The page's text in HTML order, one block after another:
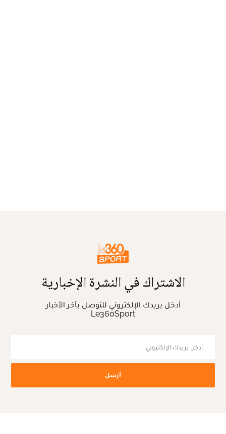
الاشتراك في النشرة الإخبارية
أدخل بريدك الإلكتروني للتوصل بآخر الأخبار
Le360Sport
أرسل